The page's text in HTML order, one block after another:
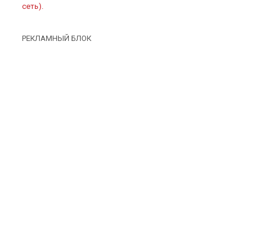
сеть).
РЕКЛАМНЫЙ БЛОК